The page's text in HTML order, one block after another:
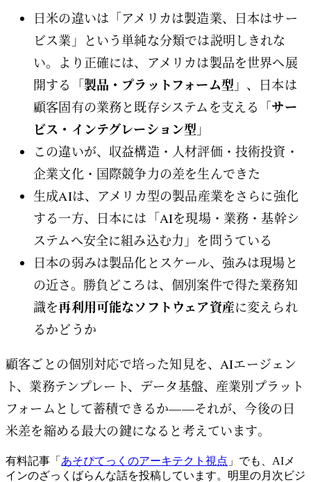
日米の違いは「アメリカは製造業、日本はサー
ビス業」という単純な分類では説明しきれな
い。より正確には、アメリカは製品を世界へ展
開する「製品・プラットフォーム型 」、日本は
顧客固有の業務と既存システムを支える「サー
ビス・インテグレーション型 」
この違いが、収益構造・人材評価・技術投資・
企業文化・国際競争力の差を生んできた
生成AIは、アメリカ型の製品産業をさらに強化
する一方、日本には「AIを現場・業務・基幹シ
ステムへ安全に組み込む力」を問うている
日本の弱みは製品化とスケール、強みは現場と
の近さ。勝負どころは、個別案件で得た業務知
識を再利用可能なソフトウェア資産に変えられ
るかどうか
顧客ごとの個別対応で培った知見を、AIエージェン
ト、業務テンプレート、データ基盤、産業別プラット
フォームとして蓄積できるか——それが、今後の日
米差を縮める最大の鍵になると考えています。
有料記事「 あそぴてっくのアーキテクト視点 」でも、AIメ
インのざっくばらんな話を投稿しています。明里の月次ビジ